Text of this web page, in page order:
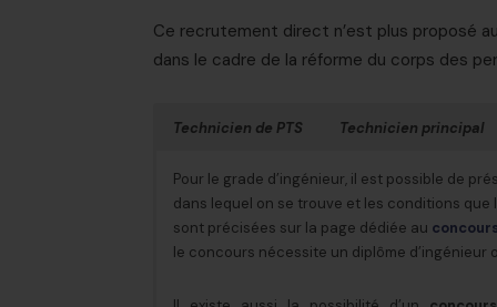
Ce recrutement direct n’est plus proposé
dans le cadre de la réforme du corps des
Technicien de PTS Technicien principal
technicien de PTS, constitue aujourd’hui le
la police scientifique de la Police nationale. Il
l’ancienne voie d’entrée au grade d’ASPTS,
de PTS .
Le concours de technicien principal de
troisième concours, selon les conditions
Pour le grade d’ingénieur, il est possible de
dans lequel on se trouve et les conditions
sont précisées sur la page dédiée au
le concours nécessite un diplôme d’ingénieur